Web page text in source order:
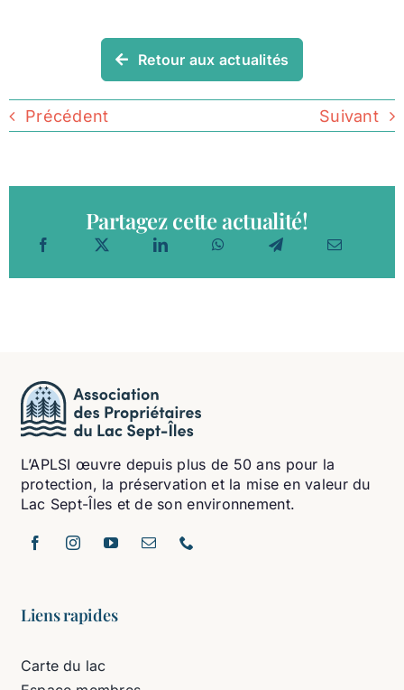
Retour aux actualités
Précédent Suivant
Partagez cette actualité!
L’APLSI œuvre depuis plus de 50 ans pour la
protection, la préservation et la mise en valeur du
Lac Sept-Îles et de son environnement.
Liens rapides
Carte du lac